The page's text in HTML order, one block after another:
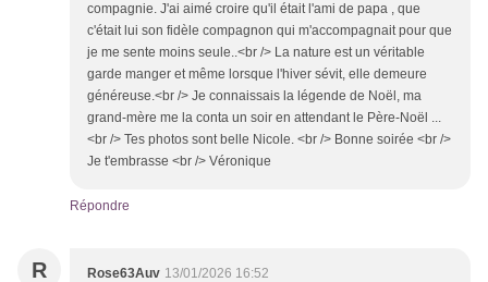
compagnie. J'ai aimé croire qu'il était l'ami de papa , que
c'était lui son fidèle compagnon qui m'accompagnait pour que
je me sente moins seule..<br /> La nature est un véritable
garde manger et même lorsque l'hiver sévit, elle demeure
généreuse.<br /> Je connaissais la légende de Noël, ma
grand-mère me la conta un soir en attendant le Père-Noël ...
<br /> Tes photos sont belle Nicole. <br /> Bonne soirée <br />
Je t'embrasse <br /> Véronique
Répondre
R Rose63Auv 13/01/2026 16:52